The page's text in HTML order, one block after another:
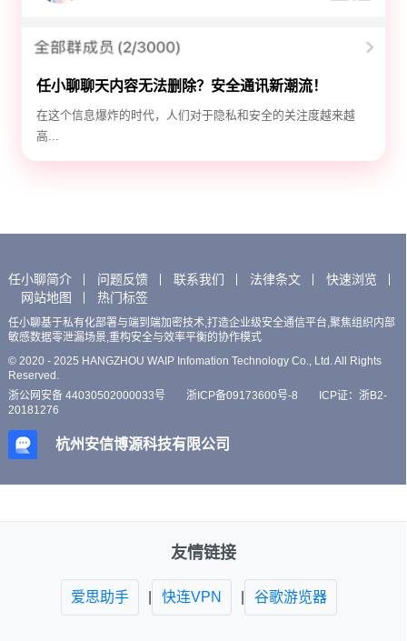
任小聊聊天内容无法删除？安全通讯新潮流！
在这个信息爆炸的时代，人们对于隐私和安全的关注度越来越
高...
任小聊简介 问题反馈 联系我们 法律条文
快速浏览
网站地图
热门标签
任小聊基于私有化部署与端到端加密技术,打造企业级安全通信平台,聚焦组织内部
敏感数据零泄漏场景,重构安全与效率平衡的协作模式
© 2020 - 2025 HANGZHOU WAIP Infomation Technology Co., Ltd. All Rights
Reserved.
浙公网安备 44030502000033号
浙ICP备09173600号-8
ICP证：浙B2-
20181276
杭州安信博源科技有限公司
友情链接
爱思助手 快连VPN 谷歌游览器